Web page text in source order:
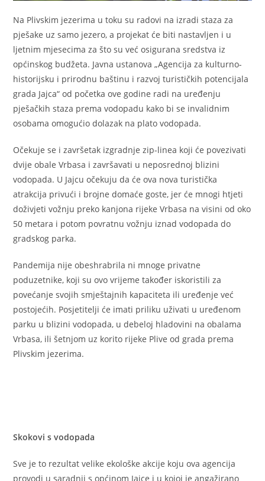
Na Plivskim jezerima u toku su radovi na izradi staza za
pješake uz samo jezero, a projekat će biti nastavljen i u
ljetnim mjesecima za što su već osigurana sredstva iz
općinskog budžeta. Javna ustanova „Agencija za kulturno-
historijsku i prirodnu baštinu i razvoj turističkih potencijala
grada Jajca“ od početka ove godine radi na uređenju
pješačkih staza prema vodopadu kako bi se invalidnim
osobama omogućio dolazak na plato vodopada.
Očekuje se i završetak izgradnje zip-linea koji će povezivati
dvije obale Vrbasa i završavati u neposrednoj blizini
vodopada. U Jajcu očekuju da će ova nova turistička
atrakcija privući i brojne domaće goste, jer će mnogi htjeti
doživjeti vožnju preko kanjona rijeke Vrbasa na visini od oko
50 metara i potom povratnu vožnju iznad vodopada do
gradskog parka.
Pandemija nije obeshrabrila ni mnoge privatne
poduzetnike, koji su ovo vrijeme također iskoristili za
povećanje svojih smještajnih kapaciteta ili uređenje već
postojećih. Posjetitelji će imati priliku uživati u uređenom
parku u blizini vodopada, u debeloj hladovini na obalama
Vrbasa, ili šetnjom uz korito rijeke Plive od grada prema
Plivskim jezerima.
Skokovi s vodopada
Sve je to rezultat velike ekološke akcije koju ova agencija
provodi u saradnji s općinom Jajce i u kojoj je angažirano